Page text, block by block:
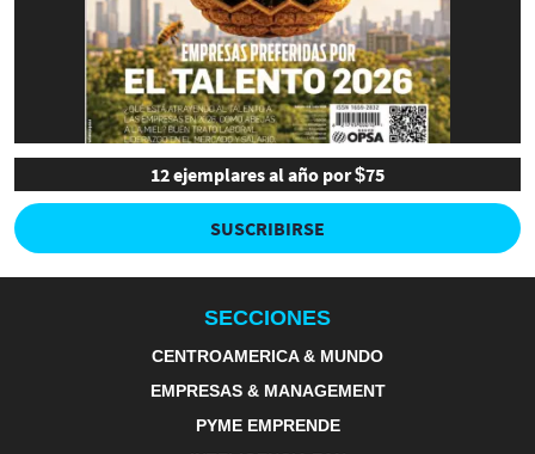
12 ejemplares al año por $75
SUSCRIBIRSE
SECCIONES
CENTROAMERICA & MUNDO
EMPRESAS & MANAGEMENT
PYME EMPRENDE